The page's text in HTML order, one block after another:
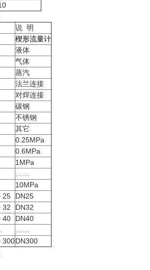
说 明
楔形流量计
液体
气体
蒸汽
法兰连接
对焊连接
碳钢
不锈钢
其它
0.25MPa
0.6MPa
1MPa
10MPa
25
DN25
32
DN32
40
DN40
300DN300